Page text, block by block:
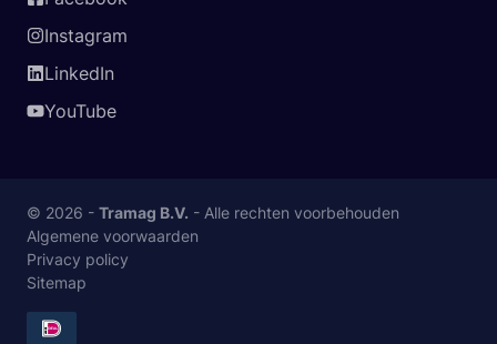
Instagram
LinkedIn
YouTube
© 2026 - Tramag B.V. - Alle rechten voorbehouden
Algemene voorwaarden
Privacy policy
Sitemap